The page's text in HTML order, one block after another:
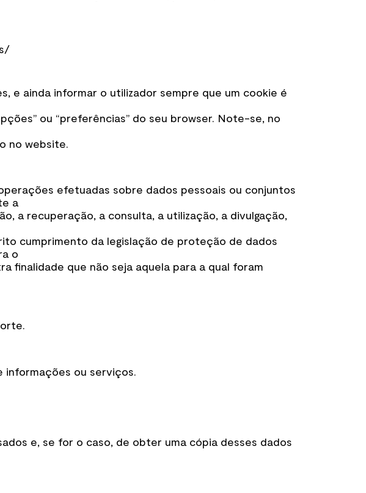
e ainda informar o utilizador sempre que um cookie é
ou “preferências” do seu browser. Note-se, no
no website.
efetuadas sobre dados pessoais ou conjuntos
a
a recuperação, a consulta, a utilização, a divulgação,
cumprimento da legislação de proteção de dados
o
finalidade que não seja aquela para a qual foram
informações ou serviços.
e, se for o caso, de obter uma cópia desses dados